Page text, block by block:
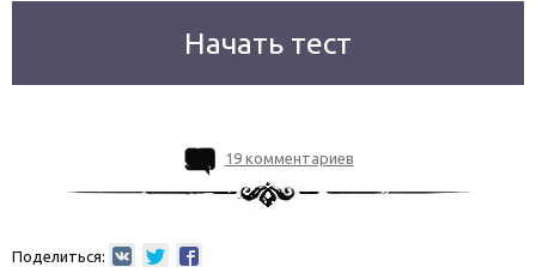
Начать тест
19 комментариев
Поделиться: